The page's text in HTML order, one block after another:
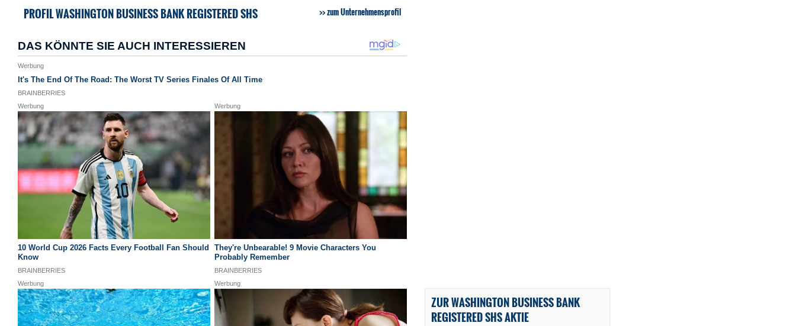
PROFIL WASHINGTON BUSINESS BANK REGISTERED SHS zum Unternehmensprofil
ZUR WASHINGTON BUSINESS BANK
REGISTERED SHS AKTIE